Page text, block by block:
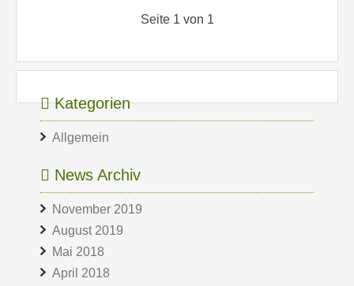
Seite 1 von 1
Kategorien
Allgemein
News Archiv
November 2019
August 2019
Mai 2018
April 2018